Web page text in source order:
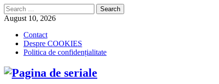
Search
for:
August 10, 2026
Contact
Despre COOKIES
Politica de confidențialitate